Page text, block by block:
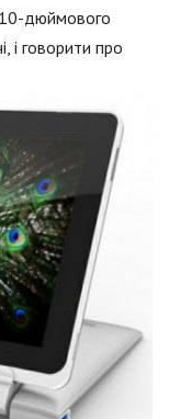
10-дюймового
і говорити про